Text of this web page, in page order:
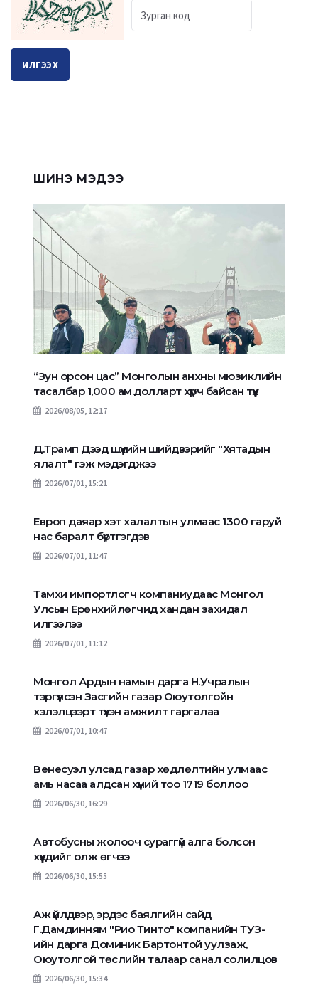
ИЛГЭЭХ
ШИНЭ МЭДЭЭ
“Зун орсон цас” Монголын анхны мюзиклийн
тасалбар 1,000 ам.долларт хүрч байсан түүх
2026/08/05, 12:17
Д.Трамп Дээд шүүхийн шийдвэрийг "Хятадын
ялалт" гэж мэдэгджээ
2026/07/01, 15:21
Европ даяар хэт халалтын улмаас 1300 гаруй
нас баралт бүртгэгдэв
2026/07/01, 11:47
Тамхи импортлогч компаниудаас Монгол
Улсын Ерөнхийлөгчид хандан захидал
илгээлээ
2026/07/01, 11:12
Монгол Ардын намын дарга Н.Учралын
тэргүүлсэн Засгийн газар Оюутолгойн
хэлэлцээрт түүхэн амжилт гаргалаа
2026/07/01, 10:47
Венесуэл улсад газар хөдлөлтийн улмаас
амь насаа алдсан хүний тоо 1719 боллоо
2026/06/30, 16:29
Автобусны жолооч сураггүй алга болсон
хүүхдийг олж өгчээ
2026/06/30, 15:55
Аж үйлдвэр, эрдэс баялгийн сайд
Г.Дамдинням "Рио Тинто" компанийн ТУЗ-
ийн дарга Доминик Бартонтой уулзаж,
Оюутолгой төслийн талаар санал солилцов
2026/06/30, 15:34